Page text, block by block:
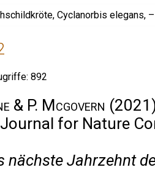
892
& P. Mcgovern
for Nature
nächste Jahrzehnt